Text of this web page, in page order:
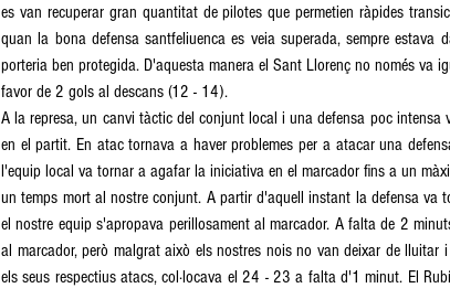
es van recuperar gran quantitat de pilotes que permetien ràpides
quan la bona defensa santfeliuenca es veia superada, sempre
porteria ben protegida. D'aquesta manera el Sant Llorenç no només va
favor de 2 gols al descans (12 - 14).
A la represa, un canvi tàctic del conjunt local i una defensa poc
en el partit. En atac tornava a haver problemes per a atacar una
l'equip local va tornar a agafar la iniciativa en el marcador fins a un
un temps mort al nostre conjunt. A partir d'aquell instant la defensa va
el nostre equip s'apropava perillosament al marcador. A falta de 2
al marcador, però malgrat això els nostres nois no van deixar de
els seus respectius atacs, col·locava el 24 - 23 a falta d'1 minut. El